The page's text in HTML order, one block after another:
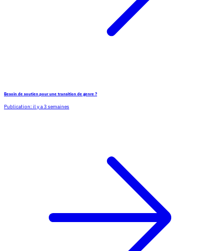
Besoin de soutien pour une transition de genre ?
Publication: il y a 3 semaines